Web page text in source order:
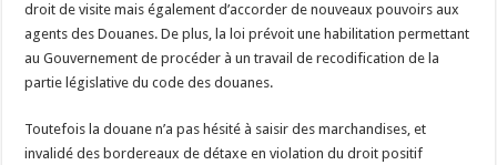
droit de visite mais également d’accorder de nouveaux pouvoirs aux
agents des Douanes. De plus, la loi prévoit une habilitation permettant
au Gouvernement de procéder à un travail de recodification de la
partie législative du code des douanes.
Toutefois la douane n’a pas hésité à saisir des marchandises, et
invalidé des bordereaux de détaxe en violation du droit positif